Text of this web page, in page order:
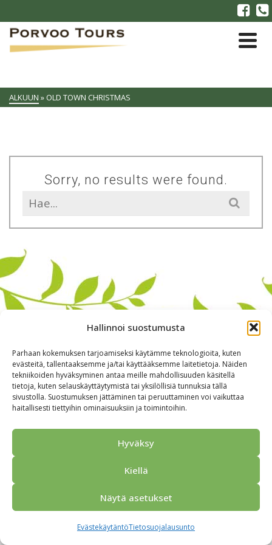
Hallinnoi suostumusta
Parhaan kokemuksen tarjoamiseksi käytämme teknologioita, kuten
evästeitä, tallentaaksemme ja/tai käyttääksemme laitetietoja. Näiden
tekniikoiden hyväksyminen antaa meille mahdollisuuden käsitellä
tietoja, kuten selauskäyttäytymistä tai yksilöllisiä tunnuksia tällä
sivustolla. Suostumuksen jättäminen tai peruuttaminen voi vaikuttaa
haitallisesti tiettyihin ominaisuuksiin ja toimintoihin.
Hyväksy
Kiellä
Näytä asetukset
EvästekäytäntöTietosuojalausunto
ALKUUN » OLD TOWN CHRISTMAS
Sorry, no results were found.
Search
for:
Alkuun Ryhmille Kokous & Ohjelmat
Yhteistyökumppanit
Tarjouspyyntö
Anna palautetta
Tietosuojaseloste
© 2026 Porvoo Tours - matkanjärjestäjä / FPW